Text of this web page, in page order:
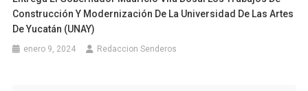
Construcción Y Modernización De La Universidad De Las Artes
De Yucatán (UNAY)
enero 9, 2024 Redaccion Senderos